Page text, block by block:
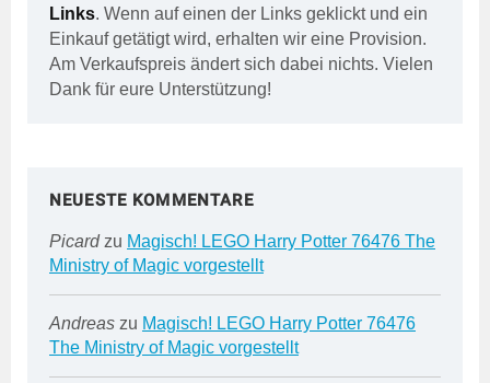
Links. Wenn auf einen der Links geklickt und ein
Einkauf getätigt wird, erhalten wir eine Provision.
Am Verkaufspreis ändert sich dabei nichts. Vielen
Dank für eure Unterstützung!
NEUESTE KOMMENTARE
Picardzu Magisch! LEGO Harry Potter 76476 The
Ministry of Magic vorgestellt
Andreas zu Magisch! LEGO Harry Potter 76476
The Ministry of Magic vorgestellt